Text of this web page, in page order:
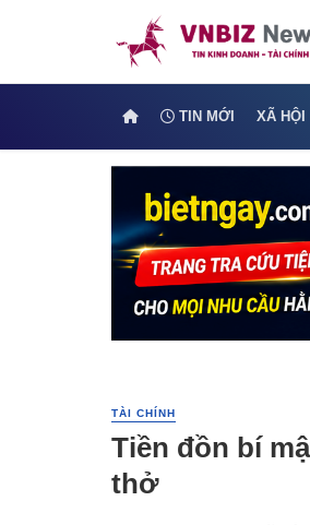
TIN MỚI XÃ HỘI
TÀI CHÍNH
Tiền đồn bí
thở